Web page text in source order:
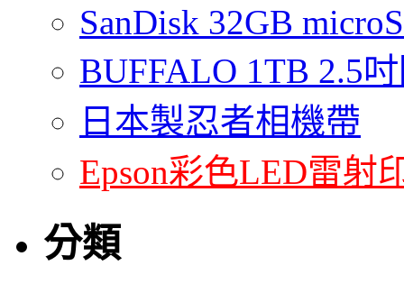
SanDisk 32GB
BUFFALO 1TB 2.5
日本製忍者相機帶
Epson彩色LED雷射
分類